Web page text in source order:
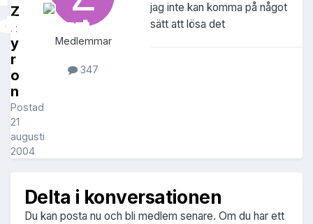
Z
h
y
r
o
n
Postad
21
augusti
2004
Medlemmar
347
jag inte kan komma på något
sätt att lösa det
Delta i konversationen
Du kan posta nu och bli medlem senare. Om du har ett